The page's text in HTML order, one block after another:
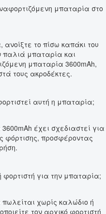
μπαταρία στο
το πίσω καπάκι του
παλιά μπαταρία και
μπαταρία 3600mAh,
τους ακροδέκτες.
αυτή η μπαταρία;
έχει σχεδιαστεί για
φόρτισης, προσφέροντας
για την μπαταρία;
χωρίς καλώδιο ή
τον αρχικό φορτιστή